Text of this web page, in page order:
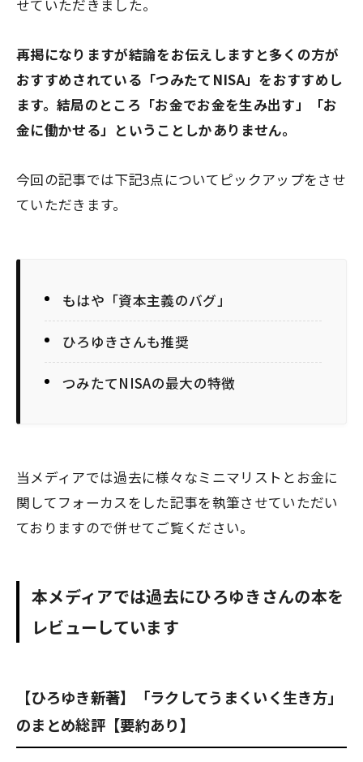
せていただきました。
再掲になりますが結論をお伝えしますと多くの方が
おすすめされている「つみたてNISA」をおすすめし
ます。結局のところ「お金でお金を生み出す」「お
金に働かせる」ということしかありません。
今回の記事では下記3点についてピックアップをさせ
ていただきます。
もはや「資本主義のバグ」
ひろゆきさんも推奨
つみたてNISAの最大の特徴
当メディアでは過去に様々なミニマリストとお金に
関してフォーカスをした記事を執筆させていただい
ておりますので併せてご覧ください。
本メディアでは過去にひろゆきさんの本を
レビューしています
【ひろゆき新著】「ラクしてうまくいく生き方」
のまとめ総評【要約あり】